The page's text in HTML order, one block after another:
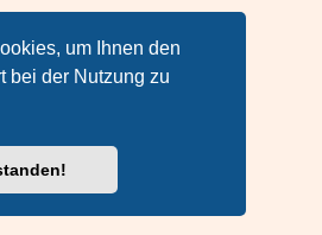
um Ihnen den
bei der Nutzung zu